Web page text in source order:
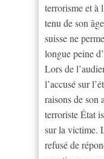
terrorisme et à
tenu de son
suisse ne
longue peine
Lors de
l’accusé sur
raisons de son
terroriste État
sur la victime.
refusé de